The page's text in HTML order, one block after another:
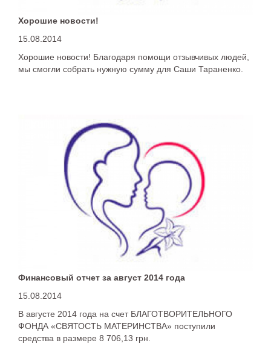
Хорошие новости!
15.08.2014
Хорошие новости! Благодаря помощи отзывчивых людей,
мы смогли собрать нужную сумму для Саши Тараненко.
Финансовый отчет за август 2014 года
15.08.2014
В августе 2014 года на счет БЛАГОТВОРИТЕЛЬНОГО
ФОНДА «СВЯТОСТЬ МАТЕРИНСТВА» поступили
средства в размере 8 706,13 грн.